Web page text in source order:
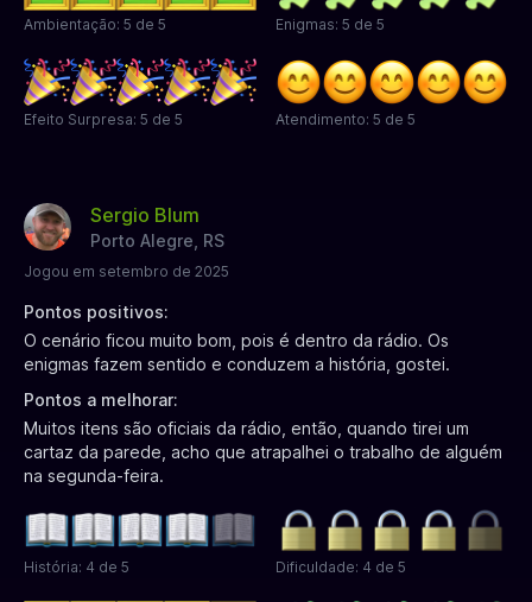
Ambientação: 5 de 5 Enigmas: 5 de 5
Efeito Surpresa: 5 de 5 Atendimento: 5 de 5
Sergio Blum
Porto Alegre, RS
Jogou em setembro de 2025
Pontos positivos:
O cenário ficou muito bom, pois é dentro da rádio. Os
enigmas fazem sentido e conduzem a história, gostei.
Pontos a melhorar:
Muitos itens são oficiais da rádio, então, quando tirei um
cartaz da parede, acho que atrapalhei o trabalho de alguém
na segunda-feira.
História: 4 de 5 Dificuldade: 4 de 5